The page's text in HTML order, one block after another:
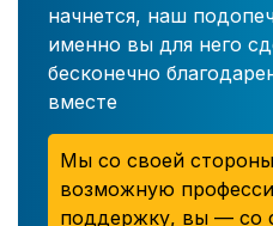
начнется, наш
именно вы для него
бесконечно
вместе
Мы со своей
возможную
поддержку, вы — со